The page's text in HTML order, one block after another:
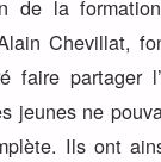
de la
Chevillat,
faire partager
jeunes ne
Ils ont